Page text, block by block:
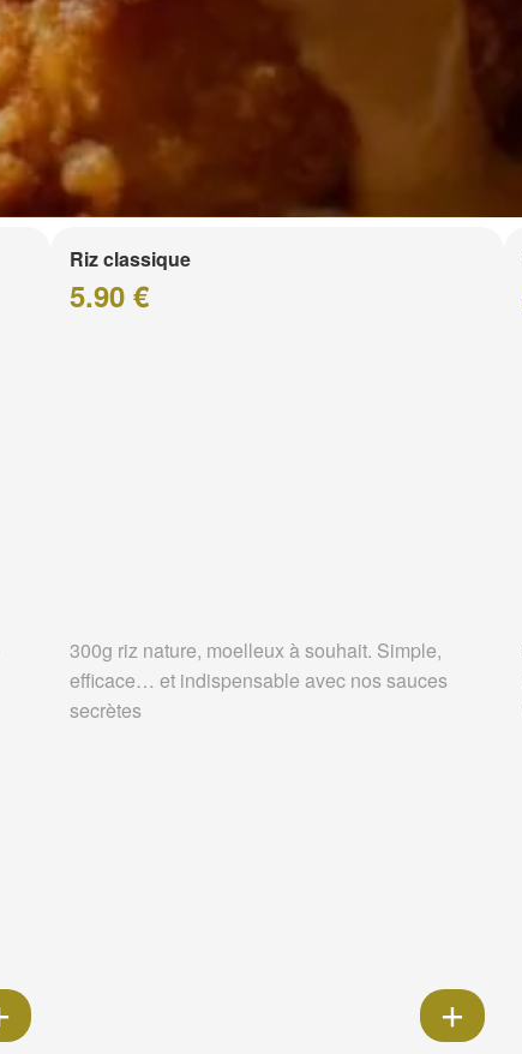
Riz classique
5.90 €
300g riz nature, moelleux à souhait. Simple,
efficace… et indispensable avec nos sauces
secrètes